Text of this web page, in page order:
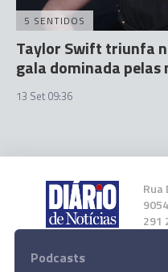
5 SENTIDOS
Taylor Swift triunfa
gala dominada pelas
13 Set 09:36
Rua
291
Podcasts